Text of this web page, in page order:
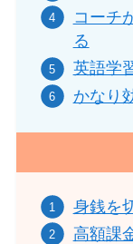
コーチ
る
英語学
かなり
身銭を
高額課